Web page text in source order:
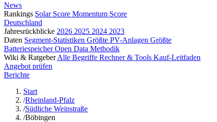
News
Rankings Solar Score Momentum Score
Deutschland
Jahresrückblicke 2026 2025 2024 2023
Daten Segment-Statistiken Größte PV-Anlagen Größte
BatteriespeicherOpen Data Methodik
Wiki & Ratgeber Alle Begriffe Rechner & Tools Kauf-Leitfaden
Angebot prüfen
Berichte
Start
/Rheinland-Pfalz
/Südliche Weinstraße
/Böbingen